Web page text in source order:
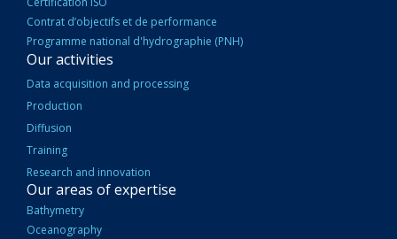
Contrat d’objectifs et de performance
Programme national d'hydrographie (PNH)
Our activities
Data acquisition and processing
Production
Diffusion
Training
Research and innovation
Our areas of expertise
Bathymetry
Oceanography